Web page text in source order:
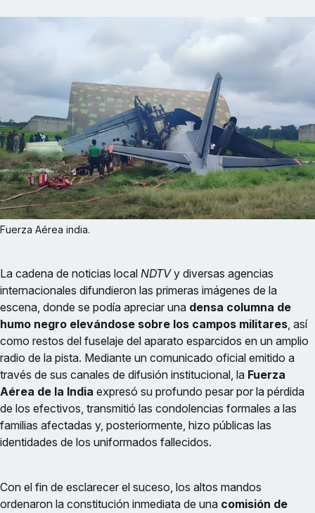
Fuerza Aérea india.
La cadena de noticias local NDTVy diversas agencias
internacionales difundieron las primeras imágenes de la
escena, donde se podía apreciar una densa columna de
humo negro elevándose sobre los campos militares, así
como restos del fuselaje del aparato esparcidos en un amplio
radio de la pista. Mediante un comunicado oficial emitido a
través de sus canales de difusión institucional, la Fuerza
Aérea de la India expresó su profundo pesar por la pérdida
de los efectivos, transmitió las condolencias formales a las
familias afectadas y, posteriormente, hizo públicas las
identidades de los uniformados fallecidos.
Con el fin de esclarecer el suceso, los altos mandos
ordenaron la constitución inmediata de una comisión de